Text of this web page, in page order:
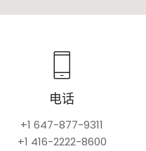
电话
+1 647-877-9311
+1 416-2222-8600